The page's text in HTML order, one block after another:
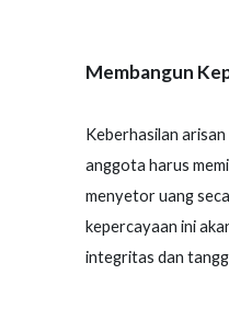
Membangun
Keberhasilan
anggota harus
menyetor uang
kepercayaan ini
integritas dan